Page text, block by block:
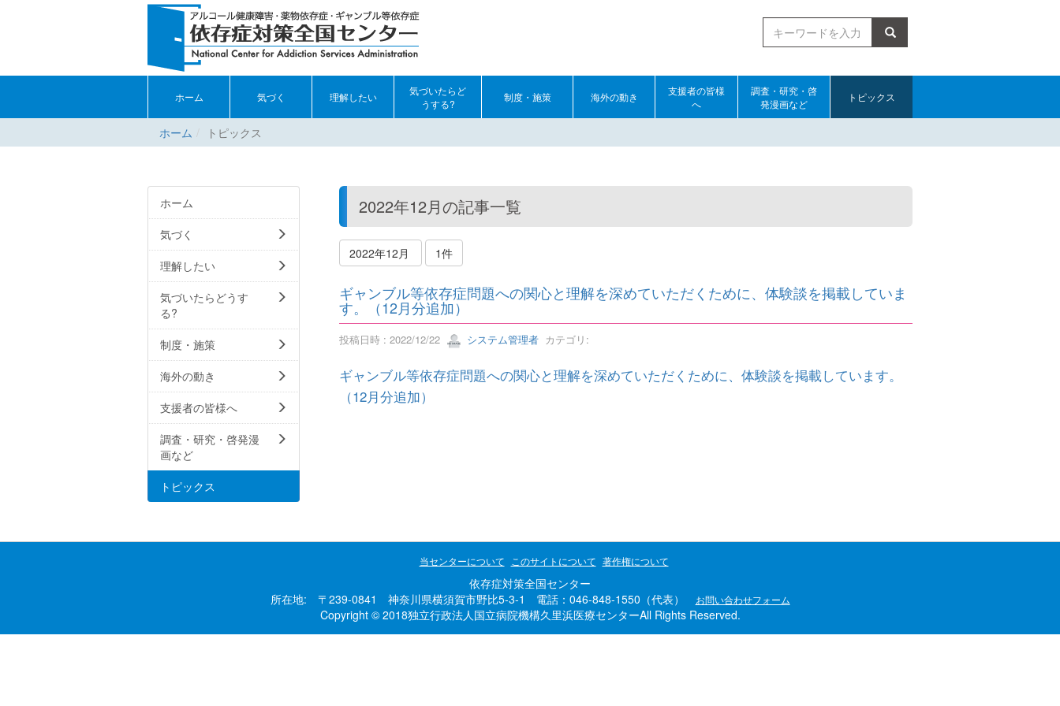
検索
ホーム 気づく 理解したい
気づいたらど
うする?
制度・施策 海外の動き
支援者の皆様
へ
調査・研究・啓
発漫画など
トピックス
ホーム トピックス
2022年12月の記事一覧
2022年12月 1件
ギャンブル等依存症問題への関心と理解を深めていただくために、体験談を掲載していま
す。（12月分追加）
投稿日時 : 2022/12/22 システム管理者カテゴリ:
ギャンブル等依存症問題への関心と理解を深めていただくために、体験談を掲載しています。
（12月分追加）
ホーム
気づく
理解したい
気づいたらどうす
る?
制度・施策
海外の動き
支援者の皆様へ
調査・研究・啓発漫
画など
トピックス
当センターについて このサイトについて 著作権について
依存症対策全国センター
所在地: 〒239-0841 神奈川県横須賀市野比5-3-1 電話：046-848-1550（代表）
お問い合わせフォーム
Copyright © 2018独立行政法人国立病院機構久里浜医療センターAll Rights Reserved.